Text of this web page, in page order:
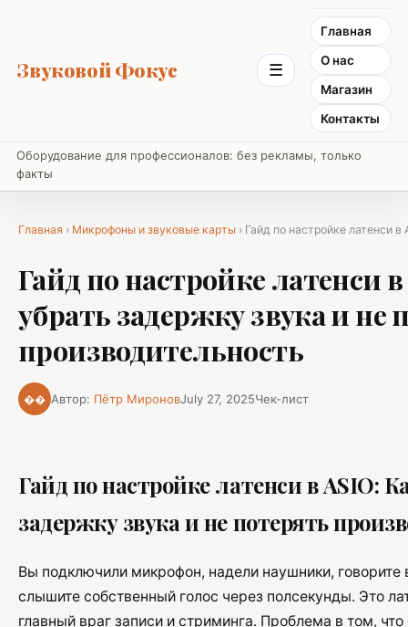
Звуковой Фокус ☰
Главная
О нас
Магазин
Контакты
Оборудование для профессионалов: без рекламы, только
факты
Главная › Микрофоны и звуковые карты › Гайд по настройке латенси
Гайд по настройке латенси
убрать задержку звука и не
производительность
�� Автор: Пётр МироновJuly 27, 2025Чек-лист
Гайд по настройке латенси в ASIO:
задержку звука и не потерять
Вы подключили микрофон, надели наушники, говорите
слышите собственный голос через полсекунды. Это
главный враг записи и стриминга. Проблема в том,